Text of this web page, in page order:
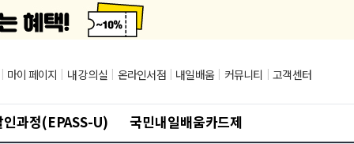
| 마이 페이지 | 내 강의실 | 온라인서점 | 내일배움 | 커뮤니티 | 고객센터
인과정(EPASS-U) 국민내일배움카드제